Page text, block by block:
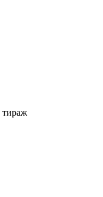
тираж